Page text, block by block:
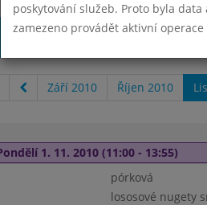
Kontakty a informace
Září 2010 Říjen 2010
1. 11. 2010 (11:00 - 13:55)
pórková
lososové nugety
poskytování služeb. Proto byla
zamezeno provádět aktivní